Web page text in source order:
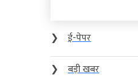
❯
ई-पेपर
❯
बड़ी खबर